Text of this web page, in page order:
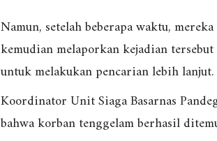
Namun, setelah beberapa waktu,
kemudian melaporkan kejadian
untuk melakukan pencarian lebih lanjut.
Koordinator Unit Siaga Basarnas
bahwa korban tenggelam berhasil